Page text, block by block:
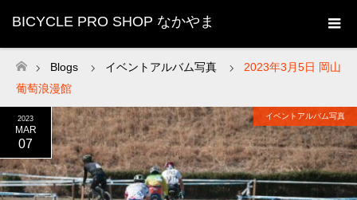
BICYCLE PRO SHOP なかやま
ホーム
Blogs イベントアルバム写真
2023年3月5日 岡山
葡萄浪漫館
2023
MAR
07
イベントアルバム写真